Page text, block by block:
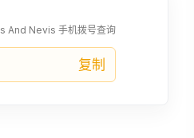
25USD
¥175.54
And Nevis 手机拨号查询
复制